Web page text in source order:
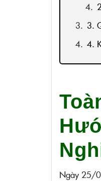
3.
4.
Ngày 25/